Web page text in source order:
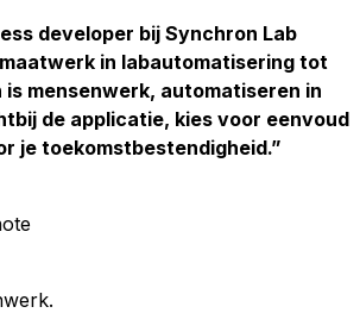
developer bij Synchron Lab
in labautomatisering tot
mensenwerk, automatiseren in
de applicatie, kies voor eenvoud
je toekomstbestendigheid.”